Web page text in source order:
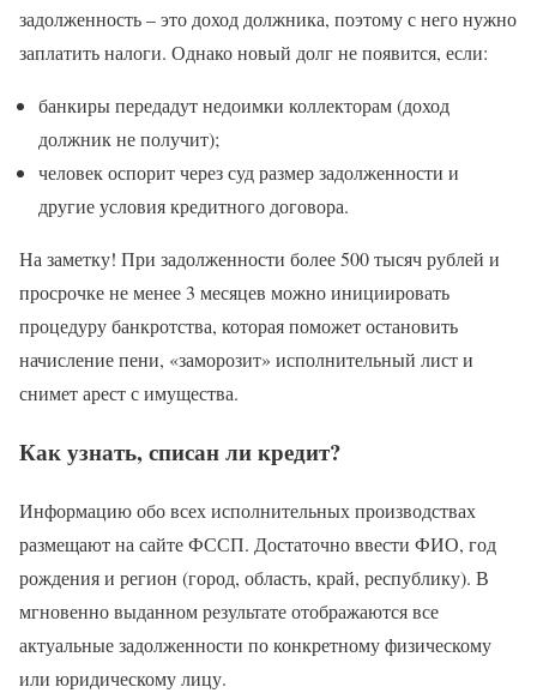
задолженность – это доход должника, поэтому с него нужно
заплатить налоги. Однако новый долг не появится, если:
банкиры передадут недоимки коллекторам (доход
должник не получит);
человек оспорит через суд размер задолженности и
другие условия кредитного договора.
На заметку! При задолженности более 500 тысяч рублей и
просрочке не менее 3 месяцев можно инициировать
процедуру банкротства, которая поможет остановить
начисление пени, «заморозит» исполнительный лист и
снимет арест с имущества.
Как узнать, списан ли кредит?
Информацию обо всех исполнительных производствах
размещают на сайте ФССП. Достаточно ввести ФИО, год
рождения и регион (город, область, край, республику). В
мгновенно выданном результате отображаются все
актуальные задолженности по конкретному физическому
или юридическому лицу.